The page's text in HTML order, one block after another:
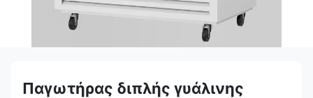
Παγωτήρας διπλής γυάλινης